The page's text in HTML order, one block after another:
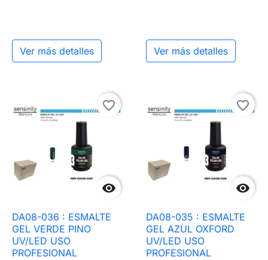
Ver más detalles Ver más detalles

favorite_border
DA08-036 : ESMALTE
GEL VERDE PINO
UV/LED USO
PROFESIONAL

favorite_border
DA08-035 : ESMALTE
GEL AZUL OXFORD
UV/LED USO
PROFESIONAL